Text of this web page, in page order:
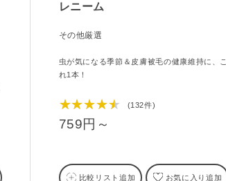
レニーム
その他厳選
虫が気になる季節＆皮膚被毛の健康維持に、こ
れ1本！
★★★★★ (132件)
759円～
比較リスト追加 お気に入り追加